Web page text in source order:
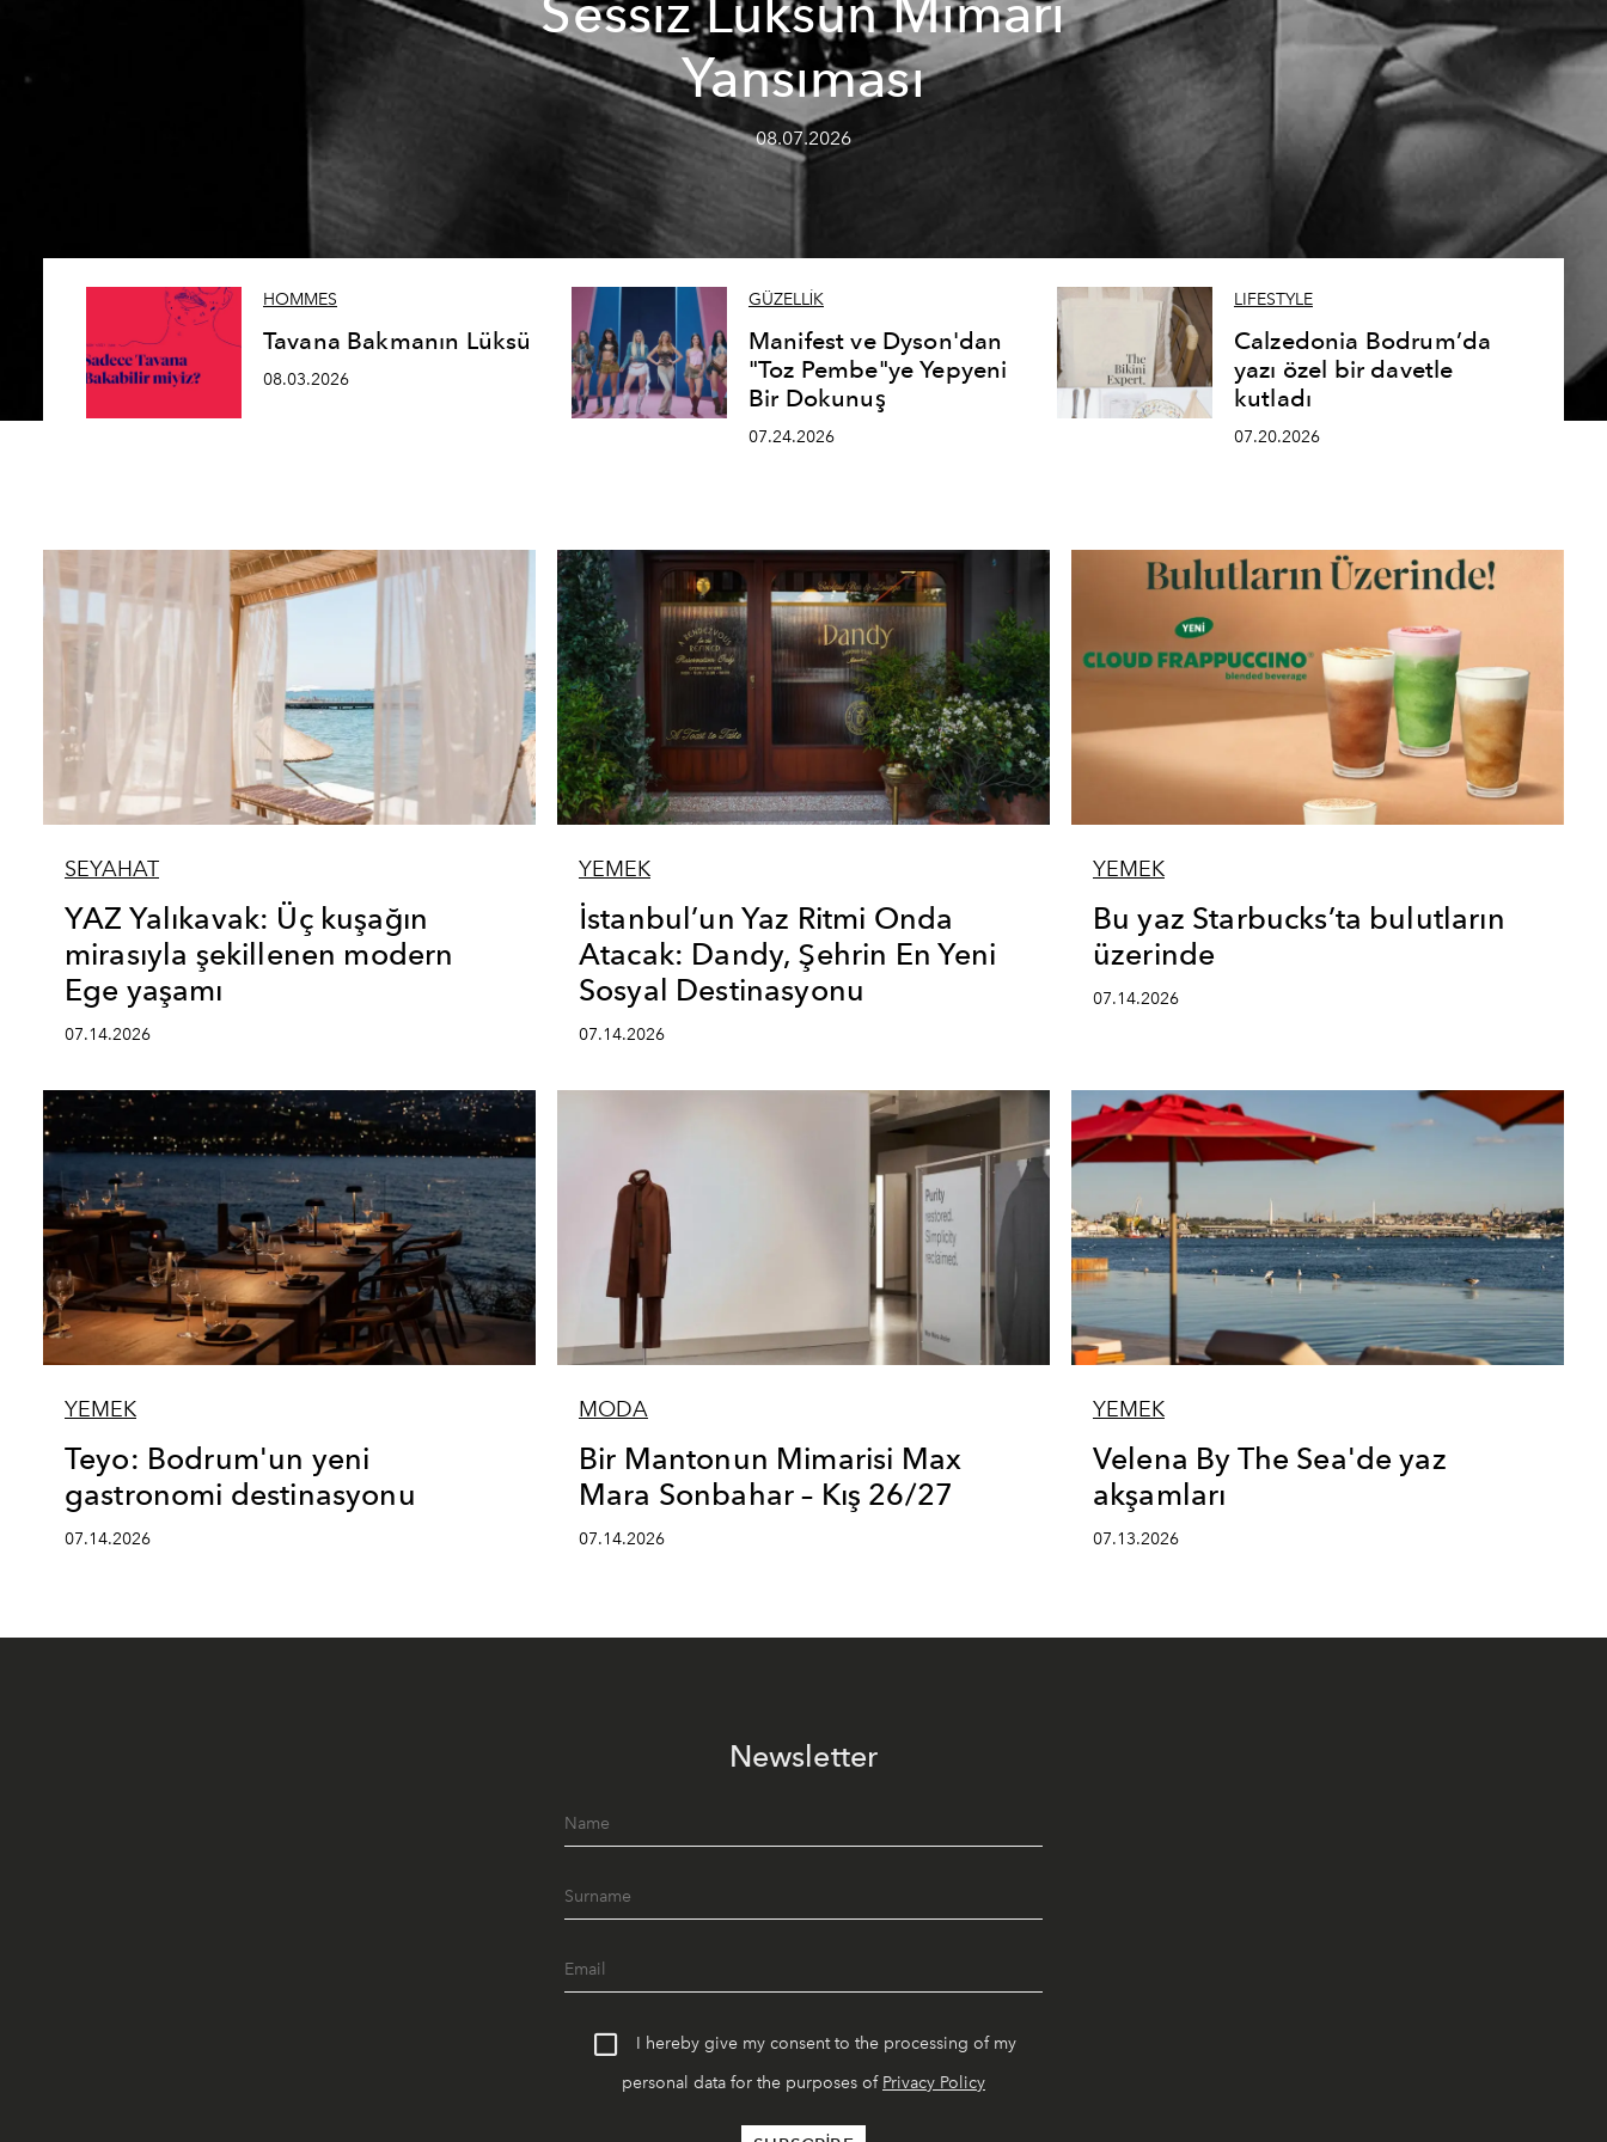
Sessiz Lüksün Mimari
Yansıması
08.07.2026
HOMMES
Tavana Bakmanın Lüksü
08.03.2026
GÜZELLİK
Manifest ve Dyson'dan
"Toz Pembe"ye Yepyeni
Bir Dokunuş
07.24.2026
LIFESTYLE
Calzedonia Bodrum’da
yazı özel bir davetle
kutladı
07.20.2026
SEYAHAT
YAZ Yalıkavak: Üç kuşağın
mirasıyla şekillenen modern
Ege yaşamı
07.14.2026
YEMEK
İstanbul’un Yaz Ritmi Onda
Atacak: Dandy, Şehrin En Yeni
Sosyal Destinasyonu
07.14.2026
YEMEK
Bu yaz Starbucks’ta bulutların
üzerinde
07.14.2026
YEMEK
Teyo: Bodrum'un yeni
gastronomi destinasyonu
07.14.2026
MODA
Bir Mantonun Mimarisi Max
Mara Sonbahar – Kış 26/27
07.14.2026
YEMEK
Velena By The Sea'de yaz
akşamları
07.13.2026
Newsletter
I hereby give my consent to the processing of my
personal data for the purposes of Privacy Policy